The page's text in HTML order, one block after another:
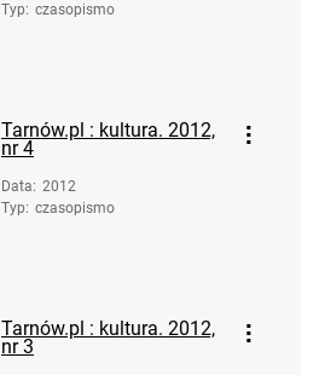
Typ: czasopismo
Tarnów.pl : kultura. 2012,
nr 4
Data: 2012
Typ: czasopismo
Tarnów.pl : kultura. 2012,
nr 3